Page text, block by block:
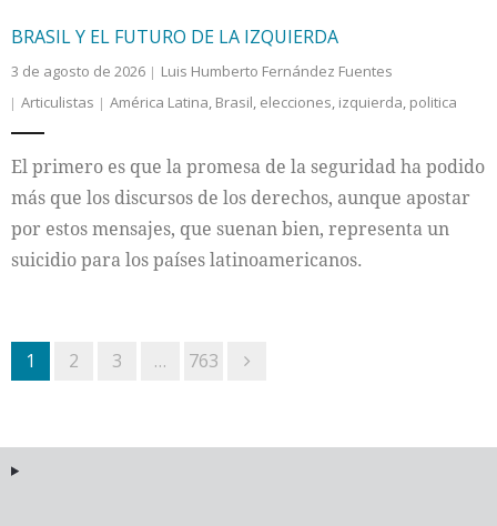
BRASIL Y EL FUTURO DE LA IZQUIERDA
3 de agosto de 2026
Luis Humberto Fernández Fuentes
Articulistas
América Latina, Brasil, elecciones, izquierda, politica
El primero es que la promesa de la seguridad ha podido
más que los discursos de los derechos, aunque apostar
por estos mensajes, que suenan bien, representa un
suicidio para los países latinoamericanos.
1 2 3 … 763